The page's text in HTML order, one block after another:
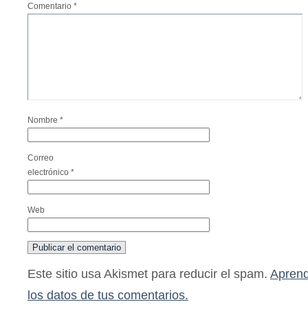
Comentario *
Nombre *
Correo
electrónico *
Web
Este sitio usa Akismet para reducir el spam.
los datos de tus comentarios.